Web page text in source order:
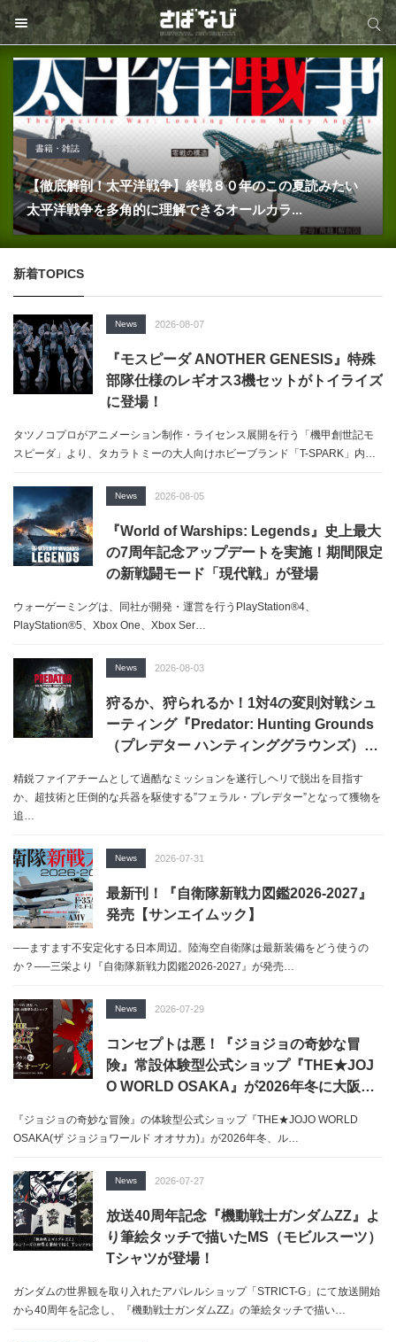
サイト内検索
書籍・雑誌 2025-07-18
【徹底解剖！太平洋戦争】終戦８０年のこの夏読みたい
太平洋戦争を多角的に理解できるオールカラ...
SPECIAL 2025-09-09
Salvo Precision MCX SPEAR LT がカッコ良すぎる！
COLUMN 2023-11-20
電動ガンのバッテリー取扱い注意点
SPECIAL 2025-09-25
電動ガン用マガジン は、D-DAY(DMAG) と ARCTURUS
が良いらしいぞ！
News 2026-07-31
最新刊！『自衛隊新戦力図鑑2026-2027』発売【サンエイ
ムック】
新着TOPICS
News 2026-08-07
『モスピーダ ANOTHER GENESIS』特殊
部隊仕様のレギオス3機セットがトイライズ
に登場！
タツノコプロがアニメーション制作・ライセンス展開を行う「機甲創世記モ
スピーダ」より、タカラトミーの大人向けホビーブランド「T-SPARK」内…
News 2026-08-05
『World of Warships: Legends』史上最大
の7周年記念アップデートを実施！期間限定
の新戦闘モード「現代戦」が登場
ウォーゲーミングは、同社が開発・運営を行うPlayStation®4、
PlayStation®5、Xbox One、Xbox Ser…
News 2026-08-03
狩るか、狩られるか！1対4の変則対戦シュ
ーティング『Predator: Hunting Grounds
（プレデター ハンティンググラウンズ）』
発売決定！
精鋭ファイアチームとして過酷なミッションを遂行しヘリで脱出を目指す
か、超技術と圧倒的な兵器を駆使する”フェラル・プレデター”となって獲物を
追…
News 2026-07-31
最新刊！『自衛隊新戦力図鑑2026-2027』
発売【サンエイムック】
──ますます不安定化する日本周辺。陸海空自衛隊は最新装備をどう使うの
か？──三栄より『自衛隊新戦力図鑑2026-2027』が発売…
News 2026-07-29
コンセプトは悪！『ジョジョの奇妙な冒
険』常設体験型公式ショップ『THE★JOJ
O WORLD OSAKA』が2026年冬に大阪ル
『ジョジョの奇妙な冒険』の体験型公式ショップ『THE★JOJO WORLD
OSAKA(ザ ジョジョワールド オオサカ)』が2026年冬、ル…
News 2026-07-27
放送40周年記念『機動戦士ガンダムZZ』よ
り筆絵タッチで描いたMS（モビルスーツ）
Tシャツが登場！
ガンダムの世界観を取り入れたアパレルショップ「STRICT-G」にて放送開始
から40周年を記念し、『機動戦士ガンダムZZ』の筆絵タッチで描い…
サイト内検索